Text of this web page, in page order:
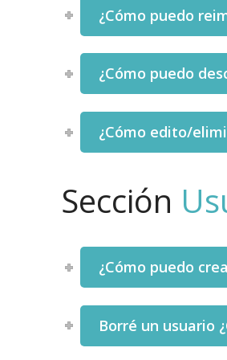
¿Cómo puedo
¿Cómo puedo
¿Cómo edito/
Sección
¿Cómo puedo
Borré un usuario